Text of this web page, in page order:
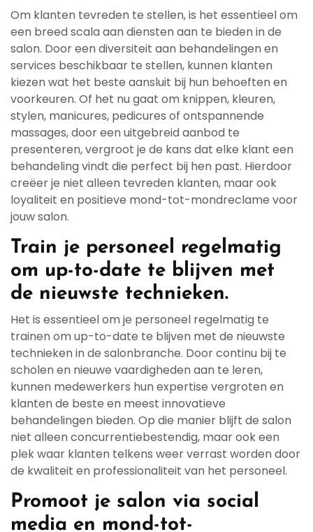
Om klanten tevreden te stellen, is het essentieel om
een breed scala aan diensten aan te bieden in de
salon. Door een diversiteit aan behandelingen en
services beschikbaar te stellen, kunnen klanten
kiezen wat het beste aansluit bij hun behoeften en
voorkeuren. Of het nu gaat om knippen, kleuren,
stylen, manicures, pedicures of ontspannende
massages, door een uitgebreid aanbod te
presenteren, vergroot je de kans dat elke klant een
behandeling vindt die perfect bij hen past. Hierdoor
creëer je niet alleen tevreden klanten, maar ook
loyaliteit en positieve mond-tot-mondreclame voor
jouw salon.
Train je personeel regelmatig
om up-to-date te blijven met
de nieuwste technieken.
Het is essentieel om je personeel regelmatig te
trainen om up-to-date te blijven met de nieuwste
technieken in de salonbranche. Door continu bij te
scholen en nieuwe vaardigheden aan te leren,
kunnen medewerkers hun expertise vergroten en
klanten de beste en meest innovatieve
behandelingen bieden. Op die manier blijft de salon
niet alleen concurrentiebestendig, maar ook een
plek waar klanten telkens weer verrast worden door
de kwaliteit en professionaliteit van het personeel.
Promoot je salon via social
media en mond-tot-